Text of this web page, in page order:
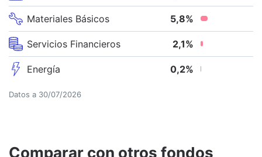
Materiales Básicos 5,8%
Servicios Financieros 2,1%
Energía 0,2%
Datos a 30/07/2026
Comparar con otros fondos